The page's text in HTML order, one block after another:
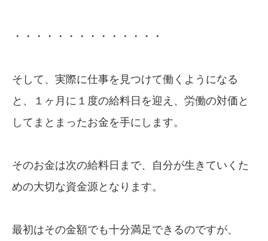
・・・・・・・・・・・・・・
そして、実際に仕事を見つけて働くようになる
と、１ヶ月に１度の給料日を迎え、労働の対価と
してまとまったお金を手にします。
そのお金は次の給料日まで、自分が生きていくた
めの大切な資金源となります。
最初はその金額でも十分満足できるのですが、